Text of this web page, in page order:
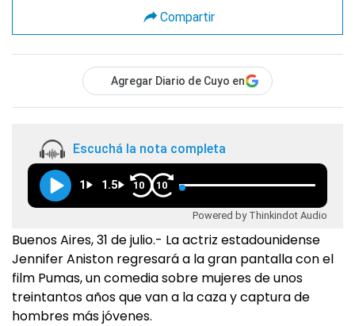
Compartir
Agregar Diario de Cuyo en
Escuchá la nota completa
1 1.5 10 10
Powered by Thinkindot Audio
Buenos Aires, 31 de julio.- La actriz estadounidense
Jennifer Aniston regresará a la gran pantalla con el
film Pumas, un comedia sobre mujeres de unos
treintantos años que van a la caza y captura de
hombres más jóvenes.